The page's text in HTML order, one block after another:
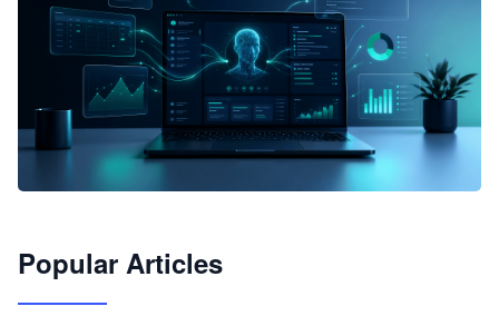
JimoClaw 桌面 AI Agent 工作台
Popular Articles